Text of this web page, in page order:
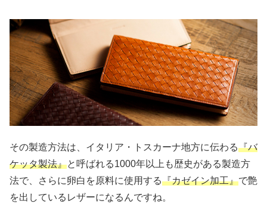
その製造方法は、イタリア・トスカーナ地方に伝わる『バ
ケッタ製法』と呼ばれる1000年以上も歴史がある製造方
法で、さらに卵白を原料に使用する『カゼイン加工』で艶
を出しているレザーになるんですね。